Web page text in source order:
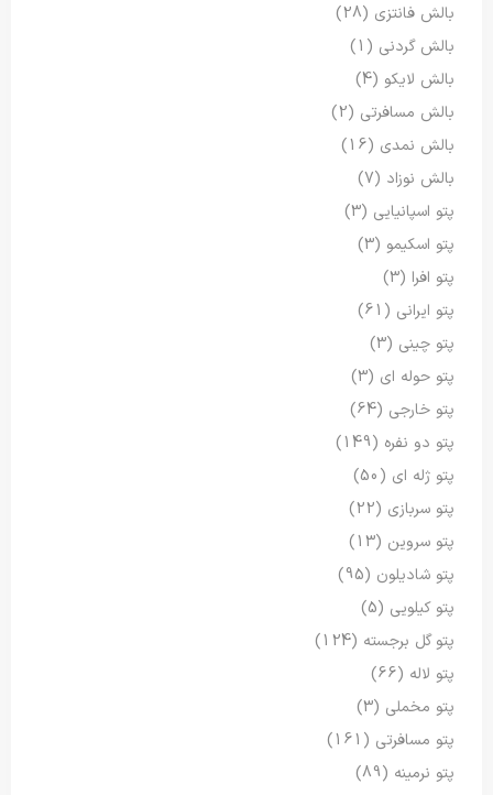
بالش فانتزی (28)
بالش گردنی (1)
بالش لایکو (4)
بالش مسافرتی (2)
بالش نمدی (16)
بالش نوزاد (7)
پتو اسپانیایی (3)
پتو اسکیمو (3)
پتو افرا (3)
پتو ایرانی (61)
پتو چینی (3)
پتو حوله ای (3)
پتو خارجی (64)
پتو دو نفره (149)
پتو ژله ای (50)
پتو سربازی (22)
پتو سروین (13)
پتو شادیلون (95)
پتو کیلویی (5)
پتو گل برجسته (124)
پتو لاله (66)
پتو مخملی (3)
پتو مسافرتی (161)
پتو نرمینه (89)